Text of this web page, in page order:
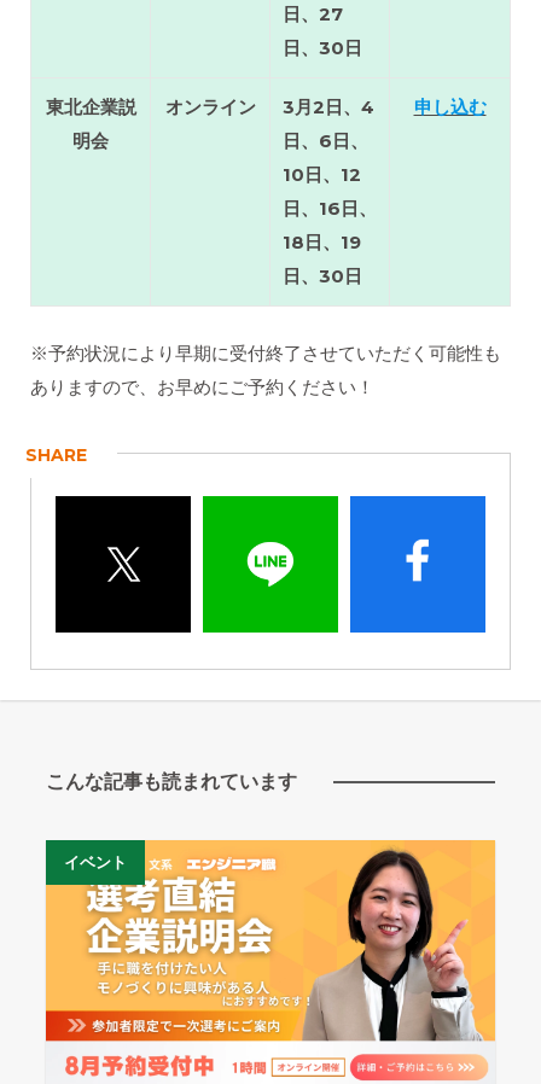
日、27
日、30日
東北企業説
明会
オンライン
3月2日、4
日、6日、
10日、12
日、16日、
18日、19
日、30日
申し込む
※予約状況により早期に受付終了させていただく可能性も
ありますので、お早めにご予約ください！
SHARE
こんな記事も読まれています
イベント